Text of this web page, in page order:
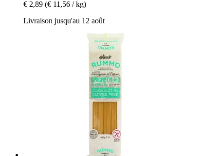
€ 2,89 (€ 11,56 / kg)
Livraison jusqu'au 12 août